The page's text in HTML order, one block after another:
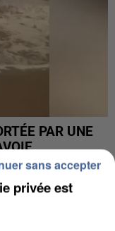
PAR UNE
privée est
sans accepter